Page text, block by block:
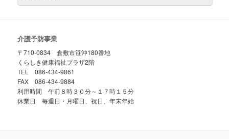
介護予防事業
〒710-0834 倉敷市笹沖180番地
くらしき健康福祉プラザ2階
TEL 086-434-9861
FAX 086-434-9884
利用時間 午前８時３０分～１７時１５分
休業日 毎週日・月曜日、祝日、年末年始